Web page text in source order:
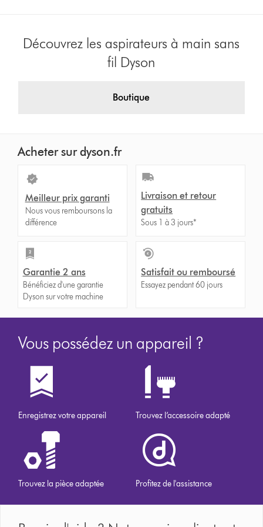
Découvrez les aspirateurs à main sans
fil Dyson
Boutique
Acheter sur dyson.fr
Meilleur prix garanti
Nous vous remboursons la
différence
Livraison et retour
gratuits
Sous 1 à 3 jours*
Garantie 2 ans
Bénéficiez d'une garantie
Dyson sur votre machine
Satisfait ou remboursé
Essayez pendant 60 jours
Vous possédez un appareil ?
Enregistrez votre appareil Trouvez l’accessoire adapté
Trouvez la pièce adaptée Profitez de l'assistance